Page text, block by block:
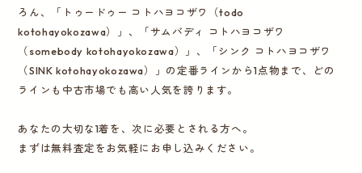
ろん、「トゥードゥー コトハヨコザワ（todo
kotohayokozawa）」、「サムバディ コトハヨコザワ
（somebody kotohayokozawa）」、「シンク コトハヨコザワ
（SINK kotohayokozawa）」の定番ラインから1点物まで、どの
ラインも中古市場でも高い人気を誇ります。
あなたの大切な1着を、次に必要とされる方へ。
まずは無料査定をお気軽にお申し込みください。